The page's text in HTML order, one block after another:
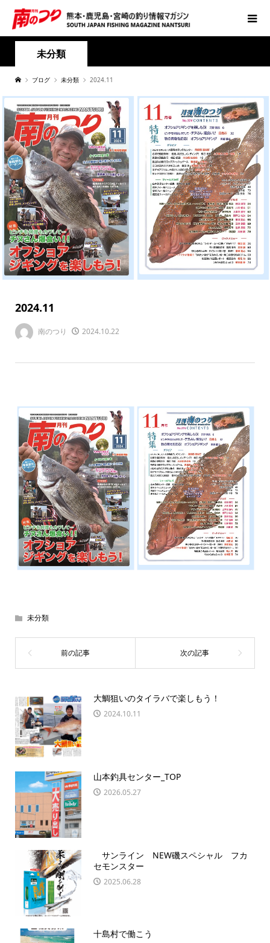
未分類
ブログ 未分類 2024.11
2024.11
南のつり 2024.10.22
未分類
大鯛狙いのタイラバで楽しもう！
2024.10.11
山本釣具センター_TOP
2026.05.27
サンライン NEW磯スペシャル フカ
セモンスター
2025.06.28
十島村で働こう